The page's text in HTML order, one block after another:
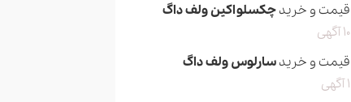
قیمت و خریدچکسلواکین ولف داگ
10 آگهی
قیمت و خریدسارلوس ولف داگ
1 آگهی